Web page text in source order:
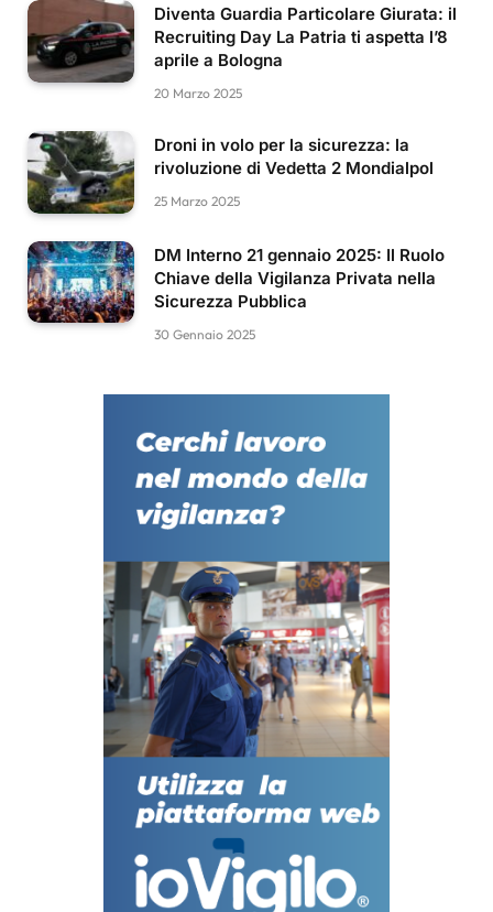
Diventa Guardia Particolare Giurata: il
Recruiting Day La Patria ti aspetta l’8
aprile a Bologna
20 Marzo 2025
Droni in volo per la sicurezza: la
rivoluzione di Vedetta 2 Mondialpol
25 Marzo 2025
DM Interno 21 gennaio 2025: Il Ruolo
Chiave della Vigilanza Privata nella
Sicurezza Pubblica
30 Gennaio 2025